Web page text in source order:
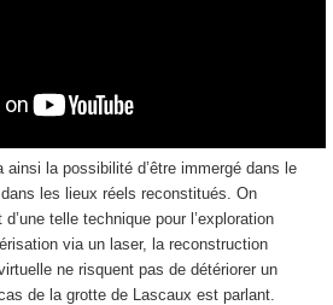
ainsi la possibilité d’être immergé dans le
les lieux réels reconstitués. On
telle technique pour l’exploration
via un laser, la reconstruction
ne risquent pas de détériorer un
de la grotte de Lascaux est parlant.